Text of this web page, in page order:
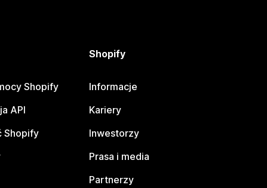
Shopify
API
Shopify
Shopify
Informacje
Kariery
Inwestorzy
Prasa i media
Partnerzy